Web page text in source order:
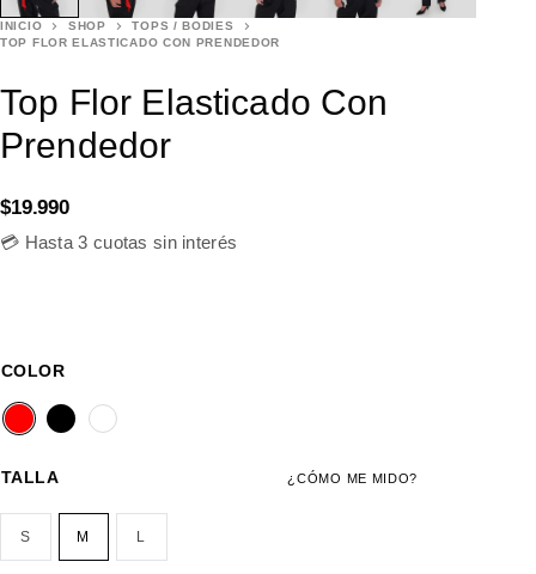
INICIO SHOP
TOPS / BODIES
TOP FLOR ELASTICADO CON PRENDEDOR
Top Flor Elasticado Con
Prendedor
$19.990
💳 Hasta 3 cuotas sin interés
COLOR
¿CÓMO ME MIDO?
TALLA
S M L